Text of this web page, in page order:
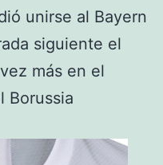
unirse al Bayern
siguiente el
más en el
Borussia